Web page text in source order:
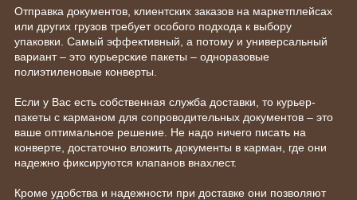
Отправка документов, клиентских заказов на маркетплейсах
или других грузов требует особого подхода к выбору
упаковки. Самый эффективный, а потому и универсальный
вариант – это курьерские пакеты – одноразовые
полиэтиленовые конверты.
Если у Вас есть собственная служба доставки, то курьер-
пакеты с карманом для сопроводительных документов – это
ваше оптимальное решение. Не надо ничего писать на
конверте, достаточно вложить документы в карман, где они
надежно фиксируются клапанов внахлест.
Кроме удобства и надежности при доставке они позволяют